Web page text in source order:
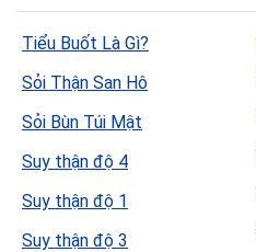
Tiểu Buốt Là Gì?
Sỏi Thận San Hô
Sỏi Bùn Túi Mật
Suy thận độ 4
Suy thận độ 1
Suy thận độ 3